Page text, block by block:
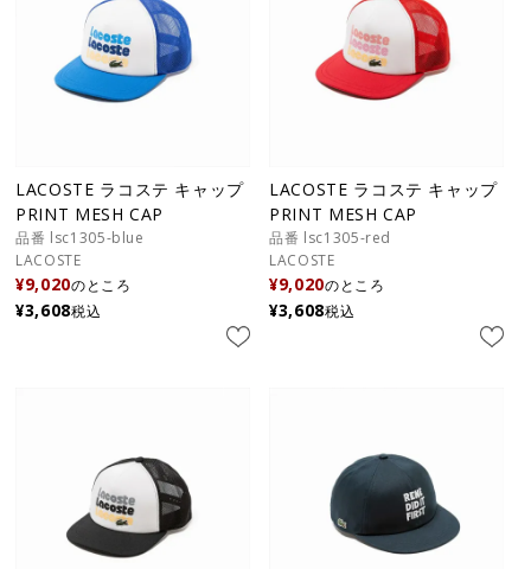
LACOSTE ラコステ キャップ
PRINT MESH CAP
品番 lsc1305-blue
LACOSTE
¥9,020のところ
¥3,608税込
LACOSTE ラコステ キャップ
PRINT MESH CAP
品番 lsc1305-red
LACOSTE
¥9,020のところ
¥3,608税込